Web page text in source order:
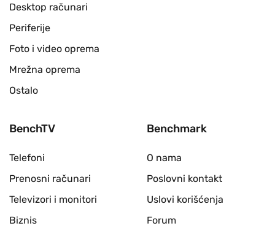
Desktop računari
Periferije
Foto i video oprema
Mrežna oprema
Ostalo
BenchTV
Telefoni
Prenosni računari
Televizori i monitori
Biznis
Benchmark
O nama
Poslovni kontakt
Uslovi korišćenja
Forum